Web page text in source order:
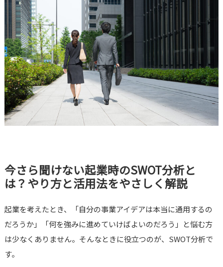
今さら聞けない起業時のSWOT分析と
は？やり方と活用法をやさしく解説
起業を考えたとき、「自分の事業アイデアは本当に通用するの
だろうか」「何を強みに進めていけばよいのだろう」と悩む方
は少なくありません。そんなときに役立つのが、SWOT分析で
す。